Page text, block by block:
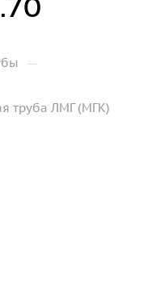
—
труба ЛМГ (МГК)